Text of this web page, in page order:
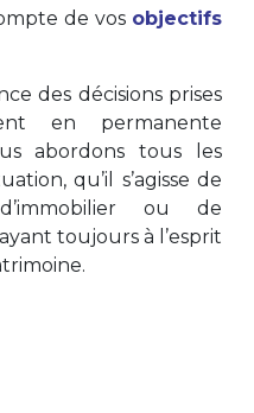
de vos objectifs
des décisions prises
en permanente
abordons tous les
qu’il s’agisse de
d’immobilier ou de
toujours à l’esprit